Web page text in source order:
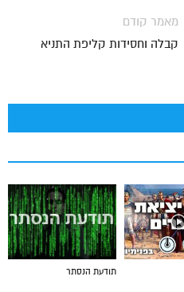
מאמר קודם
קבלה וחסידות קליפת התניא
תודעת הנסתר